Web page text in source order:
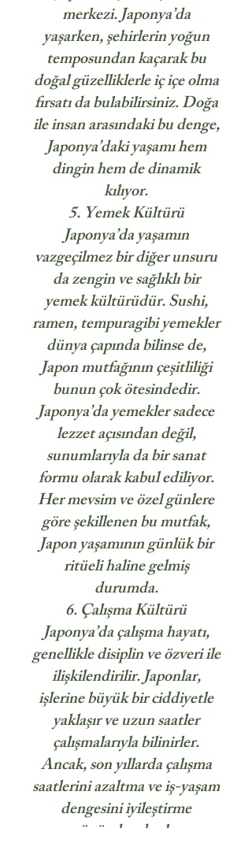
merkezi. Japonya’da
yaşarken, şehirlerin yoğun
temposundan kaçarak bu
doğal güzelliklerle iç içe olma
fırsatı da bulabilirsiniz. Doğa
ile insan arasındaki bu denge,
Japonya’daki yaşamı hem
dingin hem de dinamik
kılıyor.
5. Yemek Kültürü
Japonya’da yaşamın
vazgeçilmez bir diğer unsuru
da zengin ve sağlıklı bir
yemek kültürüdür. Sushi,
ramen, tempuragibi yemekler
dünya çapında bilinse de,
Japon mutfağının çeşitliliği
bunun çok ötesindedir.
Japonya’da yemekler sadece
lezzet açısından değil,
sunumlarıyla da bir sanat
formu olarak kabul ediliyor.
Her mevsim ve özel günlere
göre şekillenen bu mutfak,
Japon yaşamının günlük bir
ritüeli haline gelmiş
durumda.
6. Çalışma Kültürü
Japonya’da çalışma hayatı,
genellikle disiplin ve özveri ile
ilişkilendirilir. Japonlar,
işlerine büyük bir ciddiyetle
yaklaşır ve uzun saatler
çalışmalarıyla bilinirler.
Ancak, son yıllarda çalışma
saatlerini azaltma ve iş-yaşam
dengesini iyileştirme
yönünde adımlar